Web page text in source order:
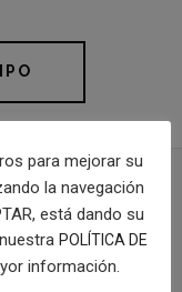
para mejorar su
la navegación
está dando su
POLÍTICA DE
información.